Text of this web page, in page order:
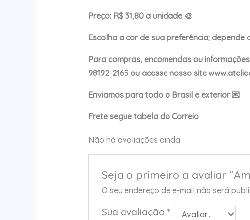
Preço: R$ 31,80 a unidade 🎨
Escolha a cor de sua preferência; depende
Para compras, encomendas ou
98192-2165 ou acesse nosso site
Enviamos para todo o Brasil e exterior 💌
Frete segue tabela do Correio
Não há avaliações ainda.
Seja o primeiro a avaliar
O seu endereço de e-mail não será
Sua avaliação *